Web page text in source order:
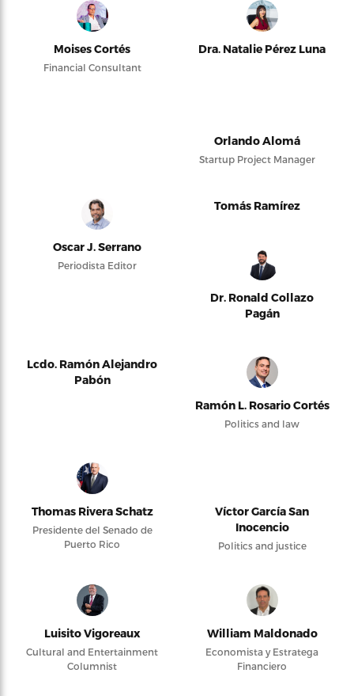
Moises Cortés
Financial Consultant
Dra. Natalie Pérez Luna
Orlando Alomá
Startup Project Manager
Oscar J. Serrano
Periodista Editor
Tomás Ramírez
Dr. Ronald Collazo
Pagán
Lcdo. Ramón Alejandro
Pabón
Ramón L. Rosario Cortés
Politics and law
Thomas Rivera Schatz
Presidente del Senado de
Puerto Rico
Víctor García San
Inocencio
Politics and justice
Luisito Vigoreaux
Cultural and Entertainment
Columnist
William Maldonado
Economista y Estratega
Financiero